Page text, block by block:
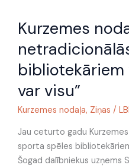
Kurzemes
bibliotekāriem
var visu”
Kurzemes nodaļa, Ziņas /
Jau ceturto gadu
sporta spēles
Šogad dalībniekus uzņems
nodaļas
sporta
spēles
bibliotekāriem
“Bibliotekārs
var